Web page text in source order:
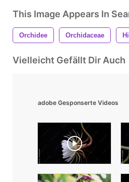
This Image Appears In
Orchidee Orchidaceae
Vielleicht Gefällt Dir Auch
adobe Gesponserte Videos